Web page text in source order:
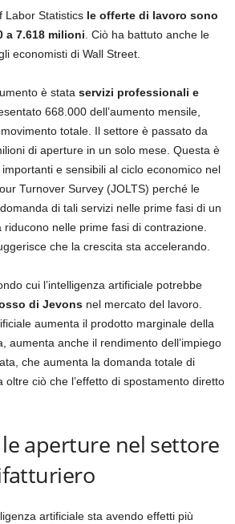
Labor Statistics le offerte di lavoro sono
a 7.618 milioni . Ciò ha battuto anche le
economisti di Wall Street.
è stata servizi professionali e
668.000 dell’aumento mensile,
totale. Il settore è passato da
di aperture in un solo mese. Questa è
e sensibili al ciclo economico nel
Turnover Survey (JOLTS) perché le
di tali servizi nelle prime fasi di un
nelle prime fasi di contrazione.
che la crescita sta accelerando.
cui l’intelligenza artificiale potrebbe
di Jevons nel mercato del lavoro.
aumenta il prodotto marginale della
aumenta anche il rendimento dell’impiego
che aumenta la domanda totale di
oltre ciò che l’effetto di spostamento diretto
aperture nel settore
artificiale sta avendo effetti più